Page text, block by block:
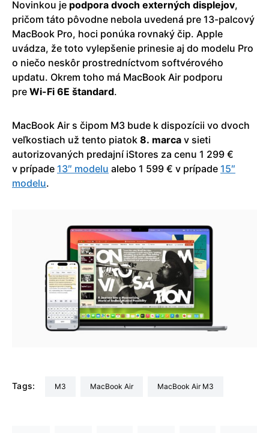
Novinkou je podpora dvoch externých displejov,
pričom táto pôvodne nebola uvedená pre 13-palcový
MacBook Pro, hoci ponúka rovnaký čip. Apple
uvádza, že toto vylepšenie prinesie aj do modelu Pro
o niečo neskôr prostredníctvom softvérového
updatu. Okrem toho má MacBook Air podporu
pre Wi-Fi 6E štandard.
MacBook Air s čipom M3 bude k dispozícii vo dvoch
veľkostiach už tento piatok 8. marca v sieti
autorizovaných predajní iStores za cenu 1 299 €
v prípade 13″ modelu alebo 1 599 € v prípade 15″
modelu.
Tags: M3 MacBook Air MacBook Air M3